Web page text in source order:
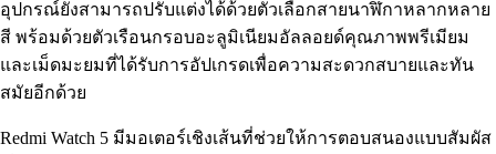
อุปกรณ์ยังสามารถปรับแต่งได้ด้วยตัวเลือกสายนาฬิกาหลากหลาย
สี พร้อมด้วยตัวเรือนกรอบอะลูมิเนียมอัลลอยด์คุณภาพพรีเมียม
และเม็ดมะยมที่ได้รับการอัปเกรดเพื่อความสะดวกสบายและทัน
สมัยอีกด้วย
Redmi Watch 5 มีมอเตอร์เชิงเส้นที่ช่วยให้การตอบสนองแบบสัมผัส